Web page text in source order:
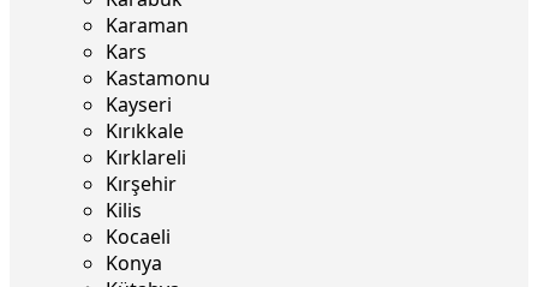
Karaman
Kars
Kastamonu
Kayseri
Kırıkkale
Kırklareli
Kırşehir
Kilis
Kocaeli
Konya